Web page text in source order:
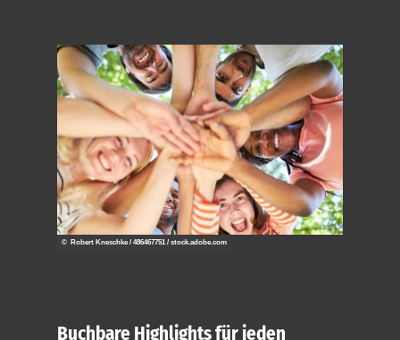
Buchbare Highlights für jeden
© Robert Kneschke / 486467751 / stock.adobe.com